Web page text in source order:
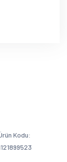
Kodu: